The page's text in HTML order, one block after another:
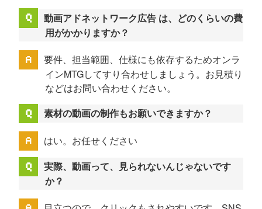
動画アドネットワーク広告 は、どのくらいの費
用がかかりますか？
要件、担当範囲、仕様にも依存するためオンラ
インMTGしてすり合わせしましょう。お見積り
などはお問い合わせください。
素材の動画の制作もお願いできますか？
はい。お任せください
実際、動画って、見られないんじゃないです
か？